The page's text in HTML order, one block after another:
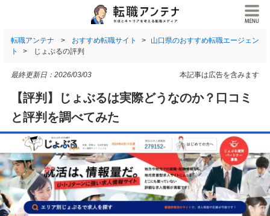
転職アンテナ おすすめ転職サイト
山口県のおすすめ転職エージェン
ト
じょぶるの評判
本記事は広告を含みます
最終更新日： 2026/03/03
【評判】じょぶるは実際どうなのか？口コミ
と評判を調べてみた